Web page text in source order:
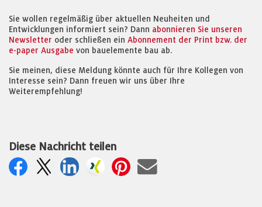
Sie wollen regelmäßig über aktuellen Neuheiten und
Entwicklungen informiert sein? Dann abonnieren Sie unseren
Newsletter oder schließen ein Abonnement der Print bzw. der
e-paper Ausgabe von bauelemente bau ab.
Sie meinen, diese Meldung könnte auch für Ihre Kollegen von
Interesse sein? Dann freuen wir uns über Ihre
Weiterempfehlung!
Diese Nachricht teilen